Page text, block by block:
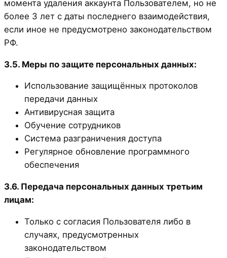
момента удаления аккаунта Пользователем, но не
более 3 лет с даты последнего взаимодействия,
если иное не предусмотрено законодательством
РФ.
3.5. Меры по защите персональных данных:
Использование защищённых протоколов
передачи данных
Антивирусная защита
Обучение сотрудников
Система разграничения доступа
Регулярное обновление программного
обеспечения
3.6. Передача персональных данных третьим
лицам:
Только с согласия Пользователя либо в
случаях, предусмотренных
законодательством